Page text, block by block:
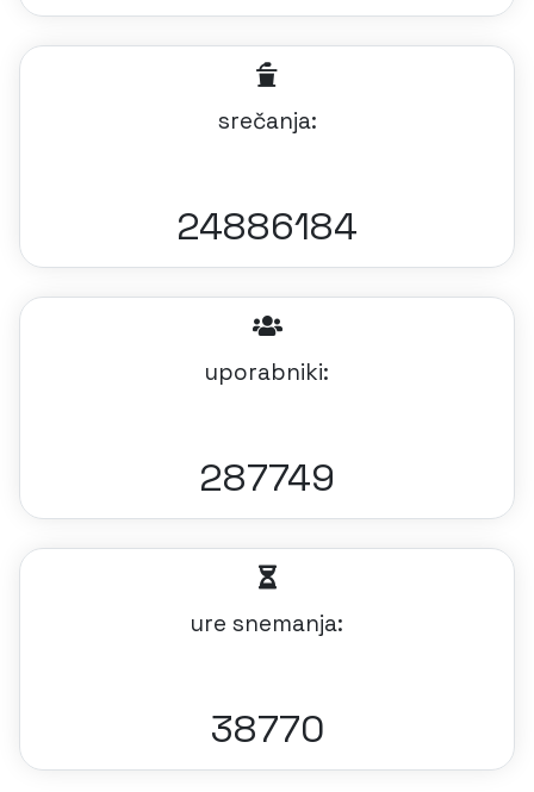
srečanja:
24886184
uporabniki:
287749
ure snemanja:
38770